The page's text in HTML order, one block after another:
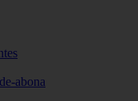
abona